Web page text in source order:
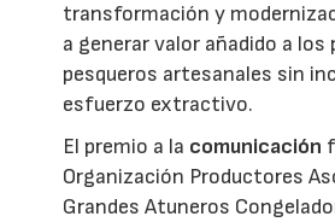
transformación y
a generar valor añadido a los
pesqueros artesanales sin
esfuerzo extractivo.
El premio a la comunicación
Organización Productores
Grandes Atuneros